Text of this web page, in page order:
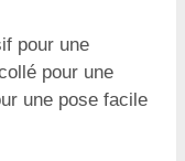
pour une
pour une
une pose facile